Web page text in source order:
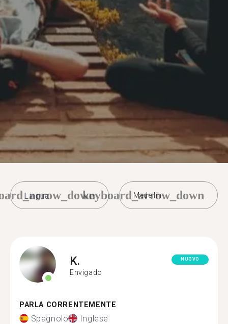
Medellín
keyboard_arrow_down
K.
Envigado
NUOVO
PARLA CORRENTEMENTE
Spagnolo Inglese